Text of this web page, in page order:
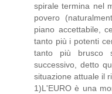
spirale termina nel
povero
piano accettabile,
tanto più i potenti
tanto più brusco
successivo, detto
situazione attuale il
1)L'EURO è una